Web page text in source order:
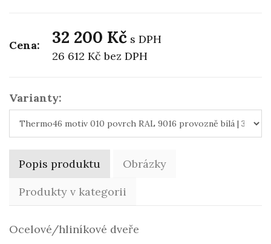
Cena: 32 200 Kč s DPH
26 612 Kčbez DPH
Varianty:
Popis produktu
Obrázky
Produkty v kategorii
Ocelové/hliníkové dveře